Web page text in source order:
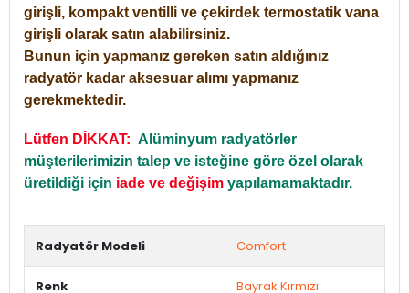
girişli, kompakt ventilli ve çekirdek termostatik vana
girişli olarak satın alabilirsiniz.
Bunun için yapmanız gereken satın aldığınız
radyatör kadar aksesuar alımı yapmanız
gerekmektedir.
Lütfen DİKKAT: Alüminyum radyatörler
müşterilerimizin talep ve isteğine göre özel olarak
üretildiği için iade ve değişim yapılamamaktadır.
Radyatör Modeli Comfort
Renk Bayrak Kırmızı